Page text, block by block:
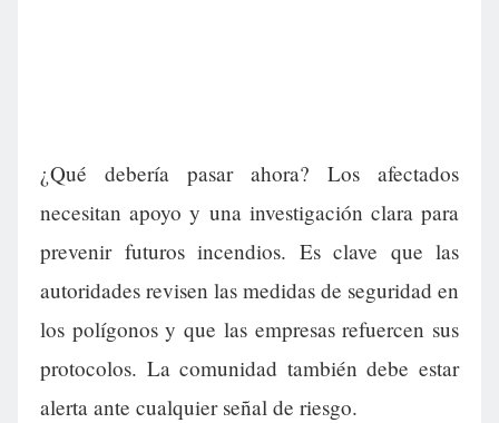
¿Qué debería pasar ahora? Los afectados
necesitan apoyo y una investigación clara para
prevenir futuros incendios. Es clave que las
autoridades revisen las medidas de seguridad en
los polígonos y que las empresas refuercen sus
protocolos. La comunidad también debe estar
alerta ante cualquier señal de riesgo.